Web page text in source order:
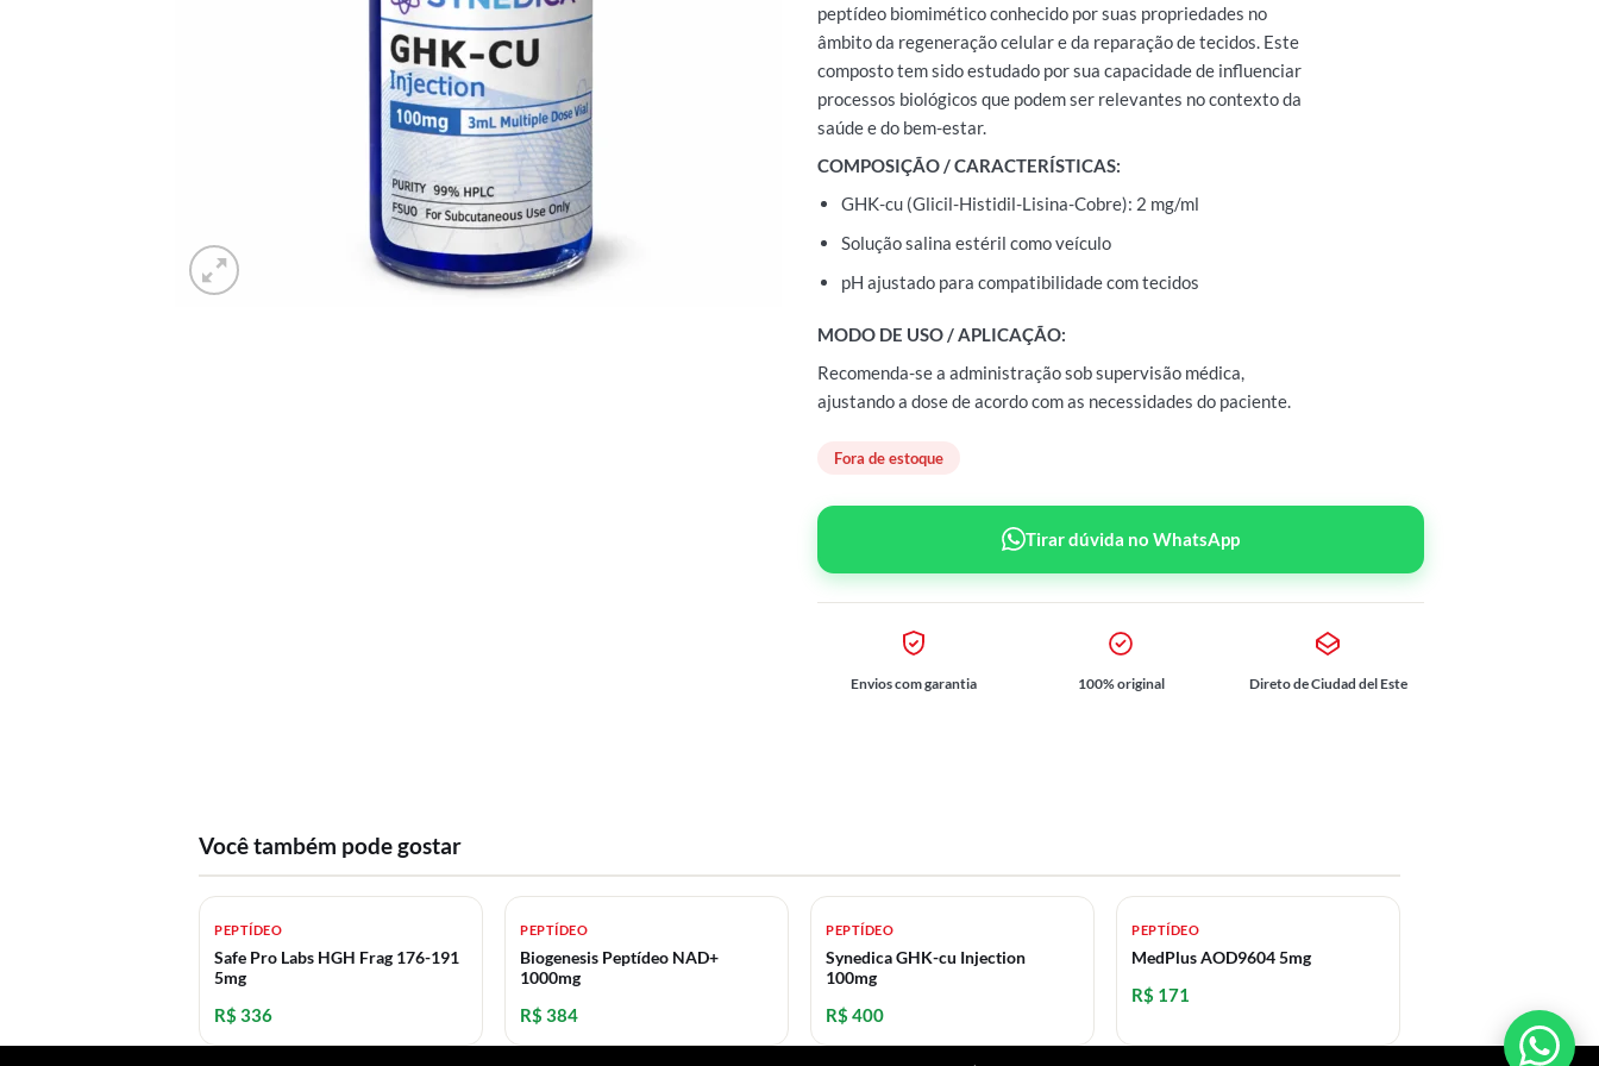
peptídeo biomimético conhecido por suas propriedades no
âmbito da regeneração celular e da reparação de tecidos. Este
composto tem sido estudado por sua capacidade de influenciar
processos biológicos que podem ser relevantes no contexto da
saúde e do bem-estar.
COMPOSIÇÃO / CARACTERÍSTICAS:
GHK-cu (Glicil-Histidil-Lisina-Cobre): 2 mg/ml
Solução salina estéril como veículo
pH ajustado para compatibilidade com tecidos
MODO DE USO / APLICAÇÃO:
Recomenda-se a administração sob supervisão médica,
ajustando a dose de acordo com as necessidades do paciente.
Fora de estoque
Tirar dúvida no WhatsApp
Envios com garantia 100% original Direto de Ciudad del Este
Você também pode gostar
PEPTÍDEO
Safe Pro Labs HGH Frag 176-191
5mg
R$ 336
PEPTÍDEO
Biogenesis Peptídeo NAD+
1000mg
R$ 384
PEPTÍDEO
Synedica GHK-cu Injection
100mg
R$ 400
PEPTÍDEO
MedPlus AOD9604 5mg
R$ 171